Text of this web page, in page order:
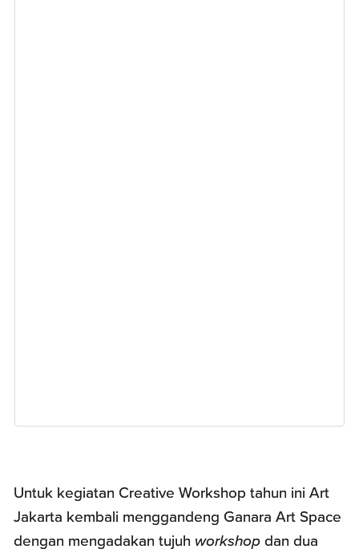
Untuk kegiatan Creative Workshop tahun ini Art
Jakarta kembali menggandeng Ganara Art Space
dengan mengadakan tujuh workshop dan dua